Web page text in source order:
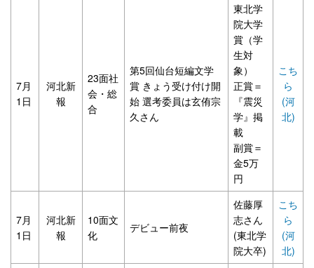
7月
1日
河北新
報
23面社
会・総
合
第5回仙台短編文学
賞 きょう受け付け開
始 選考委員は玄侑宗
久さん
東北学
院大学
賞（学
生対
象）
正賞＝
『震災
学』掲
載
副賞＝
金5万
円
こち
ら
(河
北)
7月
1日
河北新
報
10面文
化
デビュー前夜
佐藤厚
志さん
(東北学
院大卒)
こち
ら
(河
北)